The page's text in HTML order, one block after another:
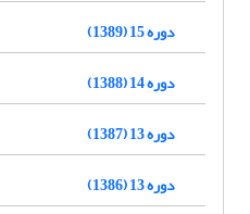
دوره 15 (1389)
دوره 14 (1388)
دوره 13 (1387)
دوره 13 (1386)